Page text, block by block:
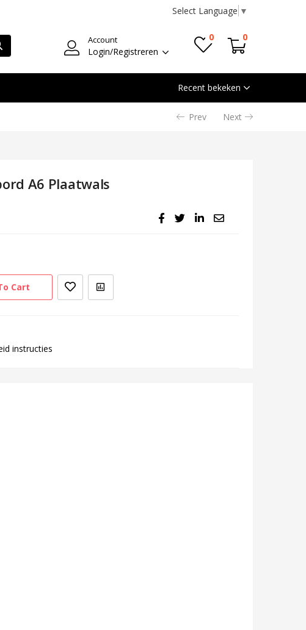
Select Language ▼
Account
Login/Registreren
0 0
Recent bekeken
Prev Next
A6 Plaatwals
Cart
instructies